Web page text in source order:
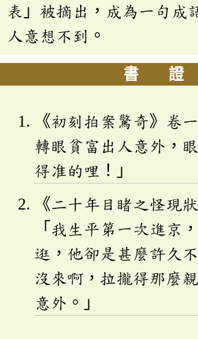
表」被摘出，成為一句成
人意想不到。
書 證
《初刻拍案驚奇》卷
轉眼貧富出人意外，
得准的哩！」
《二十年目睹之怪現
「我生平第一次進京
逛，他卻是甚麼許久
沒來啊，拉攏得那麼
意外。」